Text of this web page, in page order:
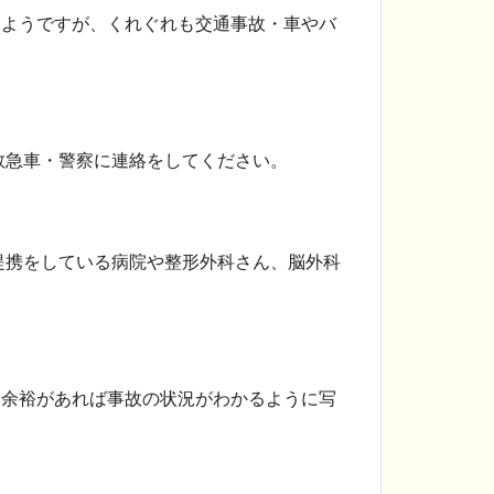
うですが、くれぐれも交通事故・車やバ
車・警察に連絡をしてください。
をしている病院や整形外科さん、脳外科
裕があれば事故の状況がわかるように写